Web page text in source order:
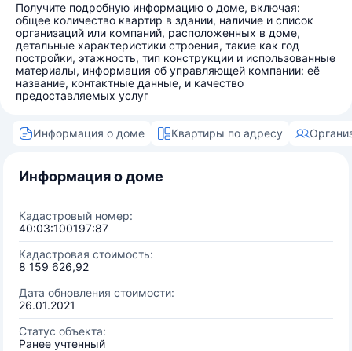
Получите подробную информацию о доме, включая:
общее количество квартир в здании, наличие и список
организаций или компаний, расположенных в доме,
детальные характеристики строения, такие как год
постройки, этажность, тип конструкции и использованные
материалы, информация об управляющей компании: её
название, контактные данные, и качество
предоставляемых услуг
Информация о доме Квартиры по адресу
Информация о доме
Кадастровый номер:
40:03:100197:87
Кадастровая стоимость:
8 159 626,92
Дата обновления стоимости:
26.01.2021
Статус объекта:
Ранее учтенный